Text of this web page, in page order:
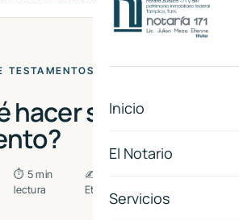
Inicio
El Notario
Servicios
TESTAMENTOS
hacer su
⏱ 5 min
lectura
✍ Lic. Julian Meza
Etienne